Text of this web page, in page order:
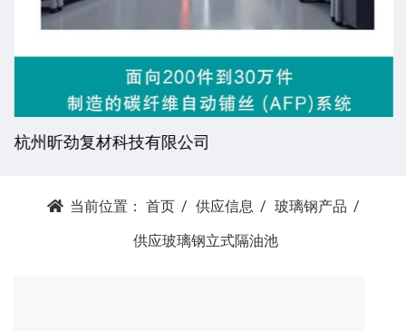
杭州昕劲复材科技有限公司
当前位置： 首页 供应信息
玻璃钢产品
供应玻璃钢立式隔油池